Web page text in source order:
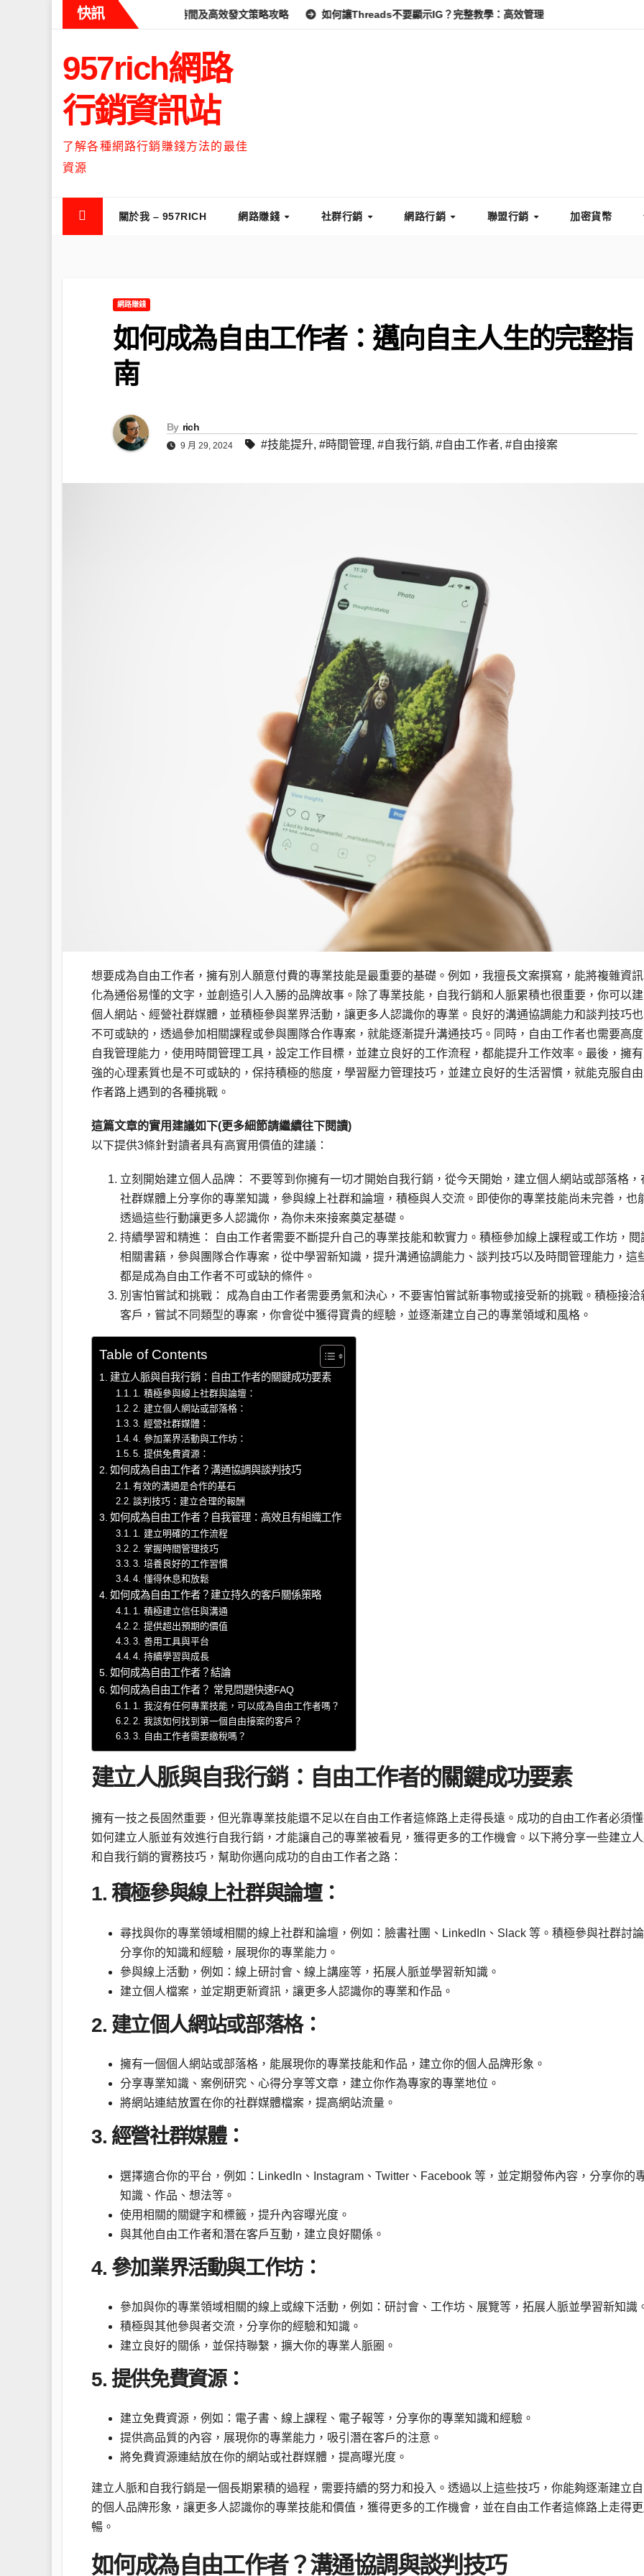
快訊
時候流量最高？流量高峰時間及高效發文策略攻略 如何讓Threads不要顯示IG？完整教學：高效管理你的線上隱私與數據安全
957rich網路
行銷資訊站
了解各種網路行銷賺錢方法的最佳
資源
關於我 – 957RICH 網路賺錢 社群行銷 網路行銷 聯盟行銷 加密貨幣
網路賺錢
如何成為自由工作者：邁向自主人生的完整指
南
By rich
9 月 29, 2024 #技能提升, #時間管理, #自我行銷, #自由工作者, #自由接案
想要成為自由工作者，擁有別人願意付費的專業技能是最重要的基礎。例如，我擅長文案撰寫，能將複雜資
化為通俗易懂的文字，並創造引人入勝的品牌故事。除了專業技能，自我行銷和人脈累積也很重要，你可以
個人網站、經營社群媒體，並積極參與業界活動，讓更多人認識你的專業。良好的溝通協調能力和談判技巧
不可或缺的，透過參加相關課程或參與團隊合作專案，就能逐漸提升溝通技巧。同時，自由工作者也需要高
自我管理能力，使用時間管理工具，設定工作目標，並建立良好的工作流程，都能提升工作效率。最後，擁
強的心理素質也是不可或缺的，保持積極的態度，學習壓力管理技巧，並建立良好的生活習慣，就能克服自
作者路上遇到的各種挑戰。
這篇文章的實用建議如下(更多細節請繼續往下閱讀)
以下提供3條針對讀者具有高實用價值的建議：
立刻開始建立個人品牌： 不要等到你擁有一切才開始自我行銷，從今天開始，建立個人網站或部落格，
社群媒體上分享你的專業知識，參與線上社群和論壇，積極與人交流。即使你的專業技能尚未完善，也
透過這些行動讓更多人認識你，為你未來接案奠定基礎。
持續學習和精進： 自由工作者需要不斷提升自己的專業技能和軟實力。積極參加線上課程或工作坊，閱
相關書籍，參與團隊合作專案，從中學習新知識，提升溝通協調能力、談判技巧以及時間管理能力，這
都是成為自由工作者不可或缺的條件。
別害怕嘗試和挑戰： 成為自由工作者需要勇氣和決心，不要害怕嘗試新事物或接受新的挑戰。積極接洽
客戶，嘗試不同類型的專案，你會從中獲得寶貴的經驗，並逐漸建立自己的專業領域和風格。
Table of Contents
建立人脈與自我行銷：自由工作者的關鍵成功要素
1. 積極參與線上社群與論壇：
2. 建立個人網站或部落格：
3. 經營社群媒體：
4. 參加業界活動與工作坊：
5. 提供免費資源：
如何成為自由工作者？溝通協調與談判技巧
有效的溝通是合作的基石
談判技巧：建立合理的報酬
如何成為自由工作者？自我管理：高效且有組織工作
1. 建立明確的工作流程
2. 掌握時間管理技巧
3. 培養良好的工作習慣
4. 懂得休息和放鬆
如何成為自由工作者？建立持久的客戶關係策略
1. 積極建立信任與溝通
2. 提供超出預期的價值
3. 善用工具與平台
4. 持續學習與成長
如何成為自由工作者？結論
如何成為自由工作者？ 常見問題快速FAQ
1. 我沒有任何專業技能，可以成為自由工作者嗎？
2. 我該如何找到第一個自由接案的客戶？
3. 自由工作者需要繳稅嗎？
建立人脈與自我行銷：自由工作者的關鍵成功要素
擁有一技之長固然重要，但光靠專業技能還不足以在自由工作者這條路上走得長遠。成功的自由工作者必須
如何建立人脈並有效進行自我行銷，才能讓自己的專業被看見，獲得更多的工作機會。以下將分享一些建立
和自我行銷的實務技巧，幫助你邁向成功的自由工作者之路：
1. 積極參與線上社群與論壇：
尋找與你的專業領域相關的線上社群和論壇，例如：臉書社團、LinkedIn、Slack 等。積極參與社群討
分享你的知識和經驗，展現你的專業能力。
參與線上活動，例如：線上研討會、線上講座等，拓展人脈並學習新知識。
建立個人檔案，並定期更新資訊，讓更多人認識你的專業和作品。
2. 建立個人網站或部落格：
擁有一個個人網站或部落格，能展現你的專業技能和作品，建立你的個人品牌形象。
分享專業知識、案例研究、心得分享等文章，建立你作為專家的專業地位。
將網站連結放置在你的社群媒體檔案，提高網站流量。
3. 經營社群媒體：
選擇適合你的平台，例如：LinkedIn、Instagram、Twitter、Facebook 等，並定期發佈內容，分享你的
知識、作品、想法等。
使用相關的關鍵字和標籤，提升內容曝光度。
與其他自由工作者和潛在客戶互動，建立良好關係。
4. 參加業界活動與工作坊：
參加與你的專業領域相關的線上或線下活動，例如：研討會、工作坊、展覽等，拓展人脈並學習新知識
積極與其他參與者交流，分享你的經驗和知識。
建立良好的關係，並保持聯繫，擴大你的專業人脈圈。
5. 提供免費資源：
建立免費資源，例如：電子書、線上課程、電子報等，分享你的專業知識和經驗。
提供高品質的內容，展現你的專業能力，吸引潛在客戶的注意。
將免費資源連結放在你的網站或社群媒體，提高曝光度。
建立人脈和自我行銷是一個長期累積的過程，需要持續的努力和投入。透過以上這些技巧，你能夠逐漸建立
的個人品牌形象，讓更多人認識你的專業技能和價值，獲得更多的工作機會，並在自由工作者這條路上走得
暢。
如何成為自由工作者？溝通協調與談判技巧